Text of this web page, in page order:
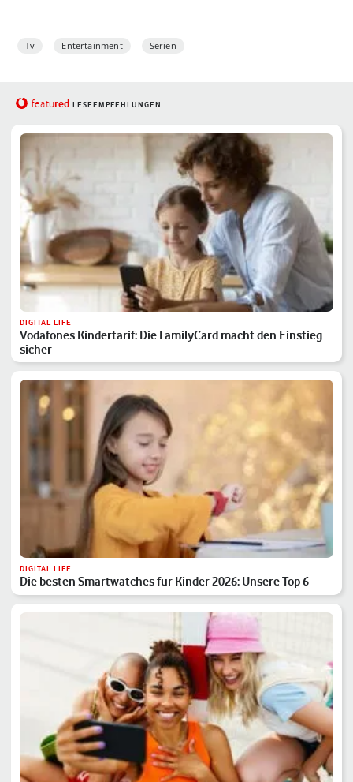
Tv Entertainment Serien
featured LESEEMPFEHLUNGEN
DIGITAL LIFE
Vodafones Kindertarif: Die FamilyCard macht den Einstieg
sicher
DIGITAL LIFE
Die besten Smartwatches für Kinder 2026: Unsere Top 6